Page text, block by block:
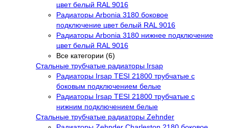
цвет белый RAL 9016
Радиаторы Arbonia 3180 боковое
подключение цвет белый RAL 9016
Радиаторы Arbonia 3180 нижнее подключение
цвет белый RAL 9016
Все категории (6)
Стальные трубчатые радиаторы Irsap
Радиаторы Irsap TESI 21800 трубчатые с
боковым подключением белые
Радиаторы Irsap TESI 21800 трубчатые с
нижним подключением белые
Стальные трубчатые радиаторы Zehnder